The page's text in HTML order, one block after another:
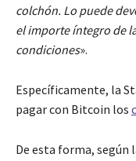
colchón. Lo puede
el importe íntegro de
condiciones».
Específicamente, la
pagar con Bitcoin los
De esta forma, según